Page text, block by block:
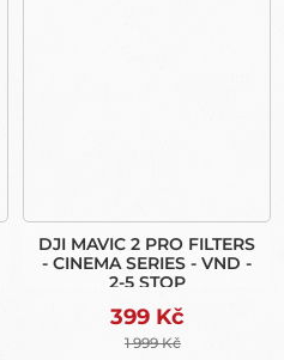
DJI MAVIC 2 PRO FILTERS
- CINEMA SERIES - VND -
2-5 STOP
399 Kč
1 999 Kč